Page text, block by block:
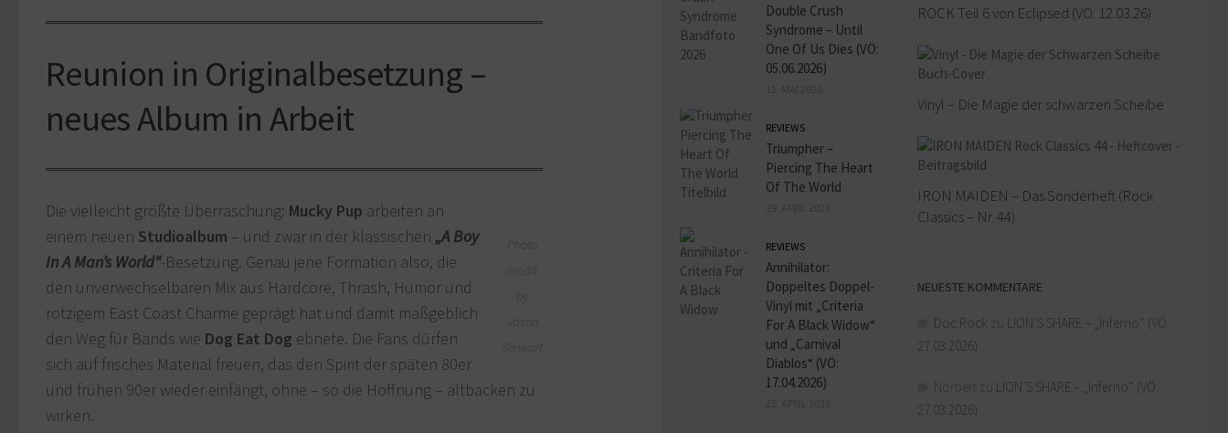
Reunion in Originalbesetzung –
neues Album in Arbeit
Photo
credit
by
Jason
Stewart
Die vielleicht größte Überraschung: Mucky Pup arbeiten an
einem neuen Studioalbum – und zwar in der klassischen „A Boy
In A Man’s World“-Besetzung. Genau jene Formation also, die
den unverwechselbaren Mix aus Hardcore, Thrash, Humor und
rotzigem East Coast Charme geprägt hat und damit maßgeblich
den Weg für Bands wie Dog Eat Dog ebnete. Die Fans dürfen
sich auf frisches Material freuen, das den Spirit der späten 80er
und frühen 90er wieder einfängt, ohne – so die Hoffnung – altbacken zu
wirken.
ROCK Teil 6 von Eclipsed (VÖ: 12.03.26)
Vinyl – Die Magie der schwarzen Scheibe
IRON MAIDEN – Das Sonderheft (Rock
Classics – Nr. 44)
NEUESTE KOMMENTARE
Doc Rock
LION’S SHARE – „Inferno“ (VÖ:
27.03.2026)
Norbert
LION’S SHARE – „Inferno“ (VÖ:
27.03.2026)
Double Crush
Syndrome – Until
One Of Us Dies (VÖ:
05.06.2026)
REVIEWS
Triumpher –
Piercing The Heart
Of The World
REVIEWS
Annihilator:
Doppeltes Doppel-
Vinyl mit „Criteria
For A Black Widow“
und „Carnival
Diablos“ (VÖ:
17.04.2026)